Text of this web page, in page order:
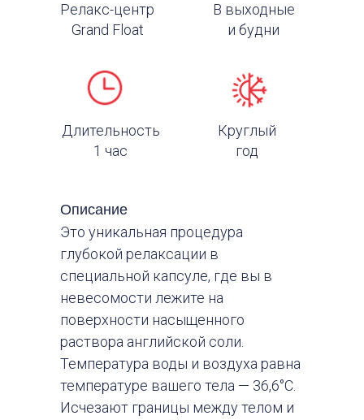
Длительность
1 час
Релакс-центр
Grand Float
В выходные
и будни
Круглый
год
Это уникальная процедура
глубокой релаксации в
специальной капсуле, где вы в
невесомости лежите на
поверхности насыщенного
раствора английской соли.
Температура воды и воздуха равна
температуре вашего тела — 36,6°C.
Исчезают границы между телом и
Описание